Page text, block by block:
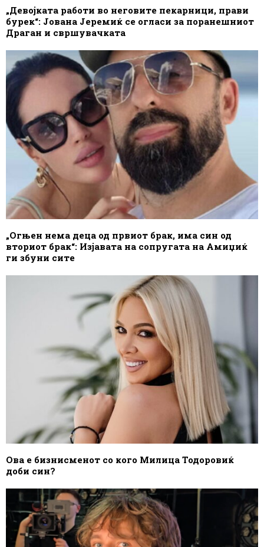
„Девојката работи во неговите пекарници, прави
бурек“: Јована Јеремиќ се огласи за поранешниот
Драган и свршувачката
„Огњен нема деца од првиот брак, има син од
вториот брак“: Изјавата на сопругата на Амиџиќ
ги збуни сите
Ова е бизнисменот со кого Милица Тодоровиќ
доби син?